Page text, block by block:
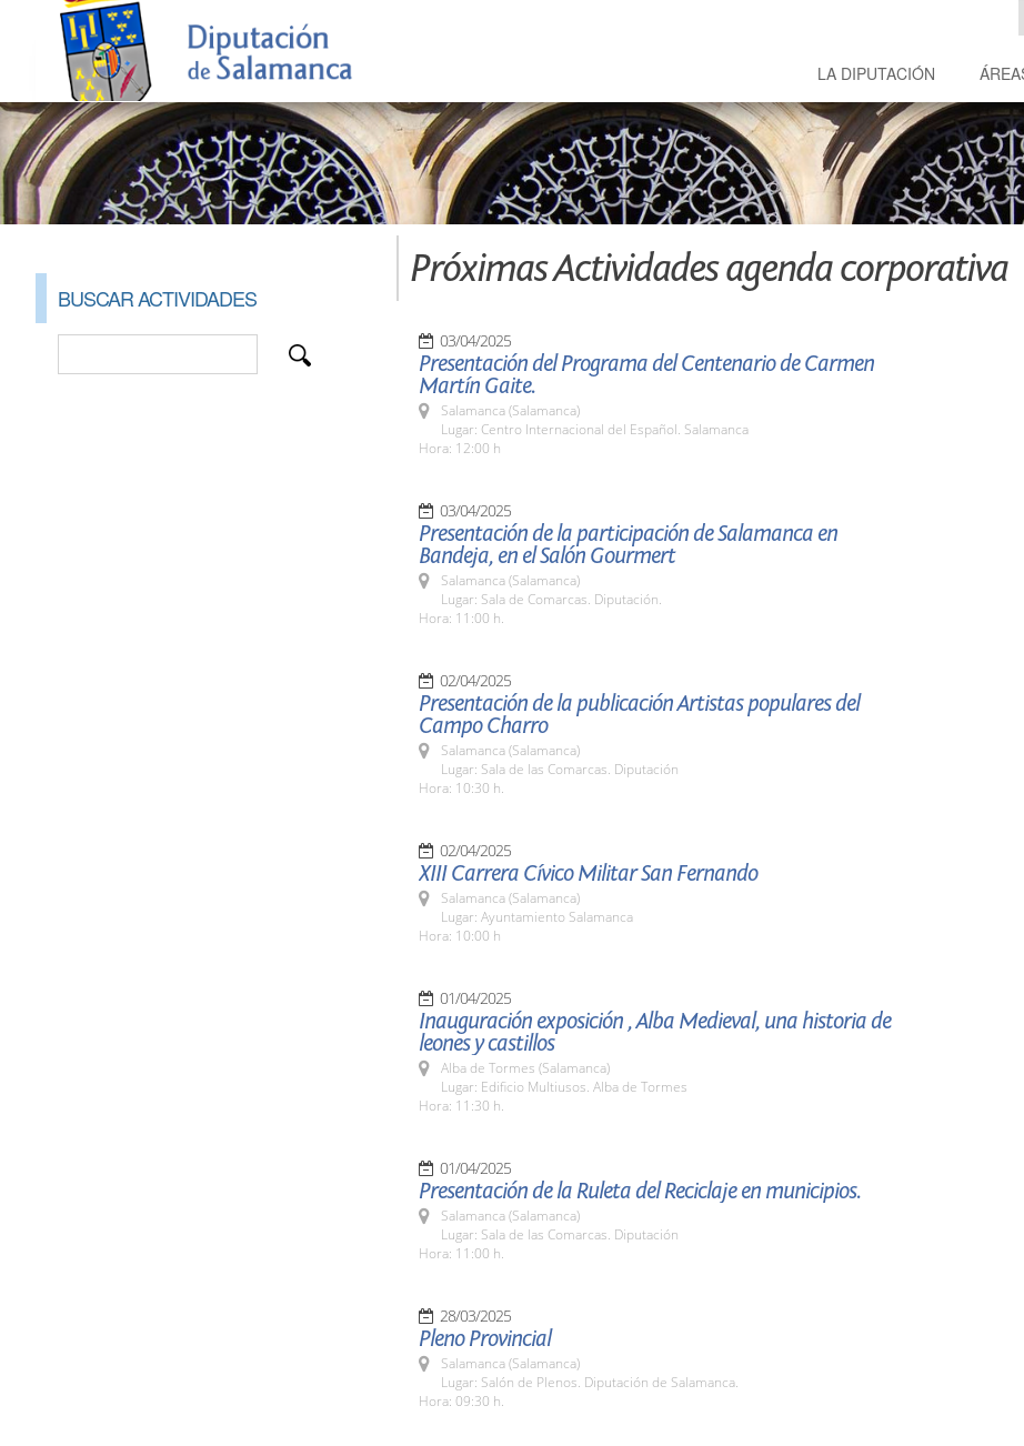
LA DIPUTACIÓN
BUSCAR ACTIVIDADES
Próximas Actividades agenda corporativa
03/04/2025
Presentación del Programa del Centenario de Carmen
Martín Gaite.
Salamanca (Salamanca)
Lugar: Centro Internacional del Español. Salamanca
Hora: 12:00 h
03/04/2025
Presentación de la participación de Salamanca en
Bandeja, en el Salón Gourmert
Salamanca (Salamanca)
Lugar: Sala de Comarcas. Diputación.
Hora: 11:00 h.
02/04/2025
Presentación de la publicación Artistas populares del
Campo Charro
Salamanca (Salamanca)
Lugar: Sala de las Comarcas. Diputación
Hora: 10:30 h.
02/04/2025
XIII Carrera Cívico Militar San Fernando
Salamanca (Salamanca)
Lugar: Ayuntamiento Salamanca
Hora: 10:00 h
01/04/2025
Inauguración exposición , Alba Medieval, una historia de
leones y castillos
Alba de Tormes (Salamanca)
Lugar: Edificio Multiusos. Alba de Tormes
Hora: 11:30 h.
01/04/2025
Presentación de la Ruleta del Reciclaje en municipios.
Salamanca (Salamanca)
Lugar: Sala de las Comarcas. Diputación
Hora: 11:00 h.
28/03/2025
Pleno Provincial
Salamanca (Salamanca)
Lugar: Salón de Plenos. Diputación de Salamanca.
Hora: 09:30 h.